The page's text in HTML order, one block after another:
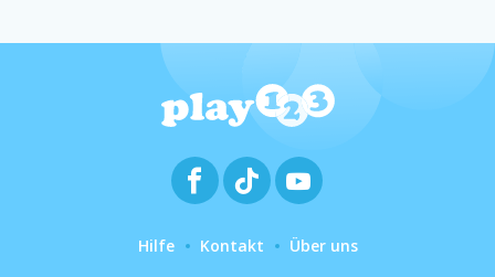
Hilfe Kontakt Über uns